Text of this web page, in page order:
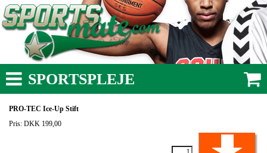
SPORTSPLEJE
PRO-TEC Ice-Up Stift
Pris: DKK 199,00